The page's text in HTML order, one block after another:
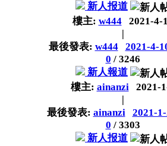
新人报道
樓主: w444
2021-4-
|
最後發表: w444
2021-4-
0 / 3246
新人報道
樓主: ainanzi
2021-
|
最後發表: ainanzi
2021-
0 / 3303
新人报道